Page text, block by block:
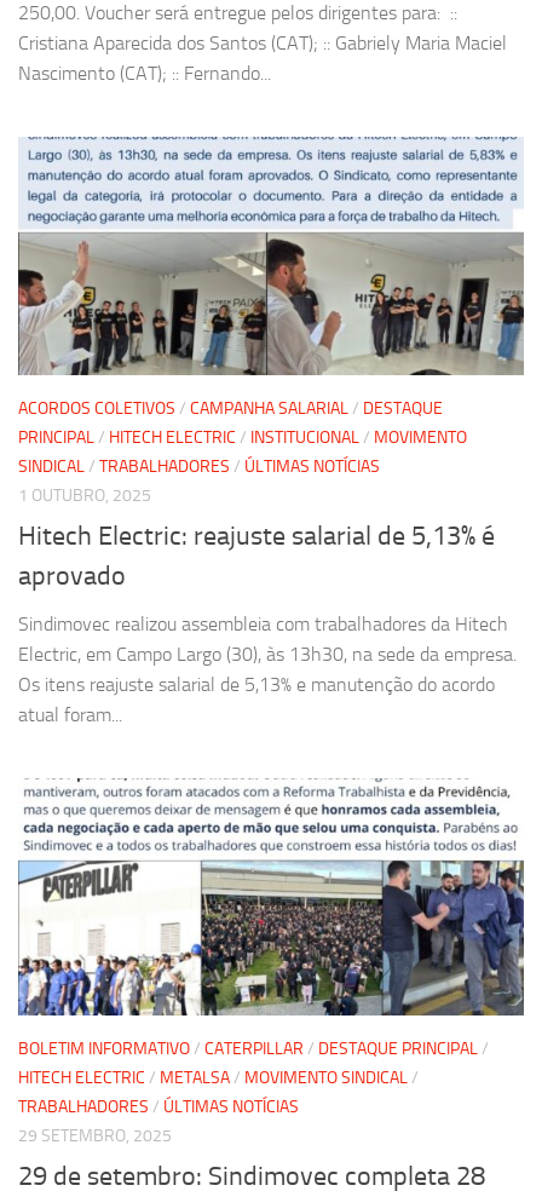
250,00. Voucher será entregue pelos dirigentes para: ::
Cristiana Aparecida dos Santos (CAT); :: Gabriely Maria Maciel
Nascimento (CAT); :: Fernando...
ACORDOS COLETIVOS / CAMPANHA SALARIAL/ DESTAQUE
PRINCIPAL/ HITECH ELECTRIC / INSTITUCIONAL/ MOVIMENTO
SINDICAL/ TRABALHADORES / ÚLTIMAS NOTÍCIAS
1 OUTUBRO, 2025
Hitech Electric: reajuste salarial de 5,13% é
aprovado
Sindimovec realizou assembleia com trabalhadores da Hitech
Electric, em Campo Largo (30), às 13h30, na sede da empresa.
Os itens reajuste salarial de 5,13% e manutenção do acordo
atual foram...
BOLETIM INFORMATIVO/ CATERPILLAR / DESTAQUE PRINCIPAL/
HITECH ELECTRIC / METALSA/ MOVIMENTO SINDICAL/
TRABALHADORES / ÚLTIMAS NOTÍCIAS
29 SETEMBRO, 2025
29 de setembro: Sindimovec completa 28